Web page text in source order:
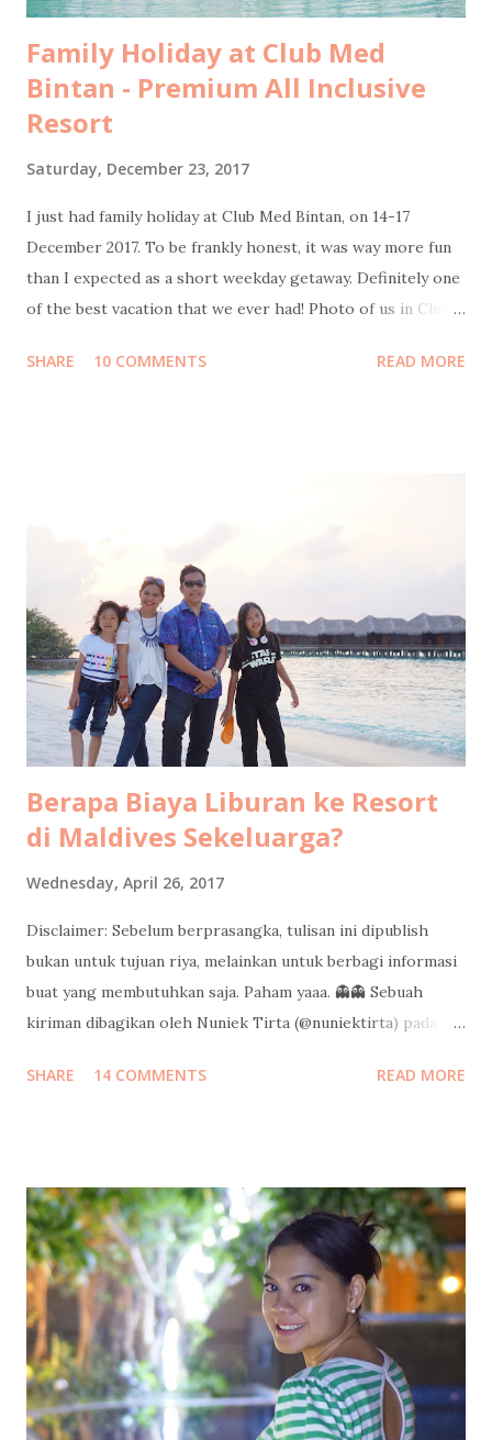
Family Holiday at Club Med
Bintan - Premium All Inclusive
Resort
Saturday, December 23, 2017
I just had family holiday at Club Med Bintan, on 14-17
December 2017. To be frankly honest, it was way more fun
than I expected as a short weekday getaway. Definitely one
of the best vacation that we ever had! Photo of us in Club
to Bintan Island We flew on Thursday morning, 14
was already waiting with a sign board "Club Med". We then
continued the journey by car, an hour long road without
traffic jam at all. Not much to see along the way, most of it
was some kind of deserted areas. But when we entered
Lagoi area, it is green everywhere I see. Arrival at ...
SHARE 10 COMMENTS READ MORE
Berapa Biaya Liburan ke Resort
di Maldives Sekeluarga?
Wednesday, April 26, 2017
Disclaimer: Sebelum berprasangka, tulisan ini dipublish
bukan untuk tujuan riya, melainkan untuk berbagi informasi
buat yang membutuhkan saja. Paham yaaa. 👻👻 Sebuah
kiriman dibagikan oleh Nuniek Tirta (@nuniektirta) pada
yang cukup sering saya dapatkan dari teman-teman sejak
gambaran buat teman-teman untuk mempersiapkan budget
liburan keluarga ke resort di Maldives. Silakan dishare ke
pasangan buat kode-kode, ehehehe. Tahun ini bukan
pertama kalinya saya ke Maldives. Sebab dua tahun lalu saya
dan suami sudah pernah liburan ke Maldives berdua saja
untuk ritual hornymoon di ulang tahun pernikahan kami.
Oleh-oleh dalam bentuk tulisan saya untuk LiveOlive bisa
dikonsumsi gratis di sini: Tips Libura...
SHARE 14 COMMENTS READ MORE